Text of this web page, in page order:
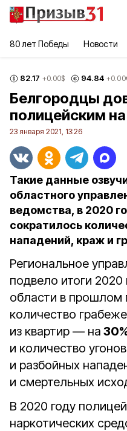
80 лет Победы Новости
82.17 +0.00$ 94.84 +0.00
Белгородцы
полицейским
23 января 2021, 13:26
Такие данные
областного
ведомства, в 2020
сократилось
нападений, краж и
Региональное
подвело итоги
области в прошлом
количество
из квартир — на
и количество
и разбойных
и смертельных
В 2020 году
наркотических